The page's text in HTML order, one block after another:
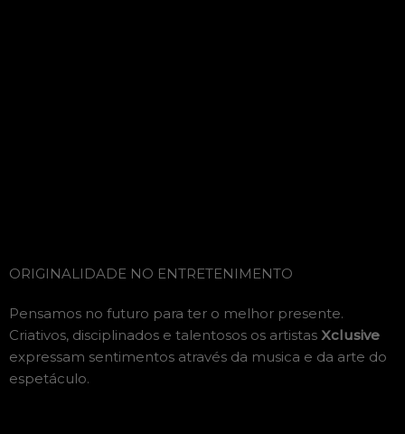
ORIGINALIDADE NO ENTRETENIMENTO
Pensamos no futuro para ter o melhor presente.
Criativos, disciplinados e talentosos os artistas Xclusive
expressam sentimentos através da musica e da arte do
espetáculo.